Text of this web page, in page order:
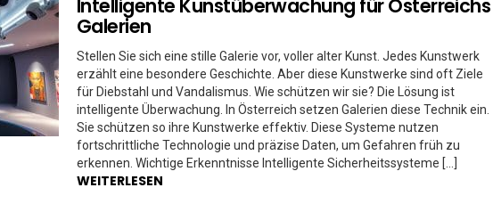
Intelligente Kunstüberwachung für Österreichs
Galerien
Stellen Sie sich eine stille Galerie vor, voller alter Kunst. Jedes Kunstwerk
erzählt eine besondere Geschichte. Aber diese Kunstwerke sind oft Ziele
für Diebstahl und Vandalismus. Wie schützen wir sie? Die Lösung ist
intelligente Überwachung. In Österreich setzen Galerien diese Technik ein.
Sie schützen so ihre Kunstwerke effektiv. Diese Systeme nutzen
fortschrittliche Technologie und präzise Daten, um Gefahren früh zu
erkennen. Wichtige Erkenntnisse Intelligente Sicherheitssysteme […]
WEITERLESEN